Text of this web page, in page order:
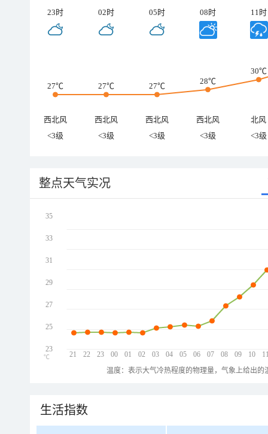
23时 02时 05时 08时 11时
27℃ 27℃ 27℃
28℃
30℃
西北风 西北风 西北风 西北风
北风
<3级
<3级 <3级 <3级 <3级
整点天气实况
21 22 23 00 01 02 03 04 05 06 07 08 09 10
35
33
31
29
27
25
23
℃
温度：表示大气冷热程度的物理量，气象上给出
生活指数